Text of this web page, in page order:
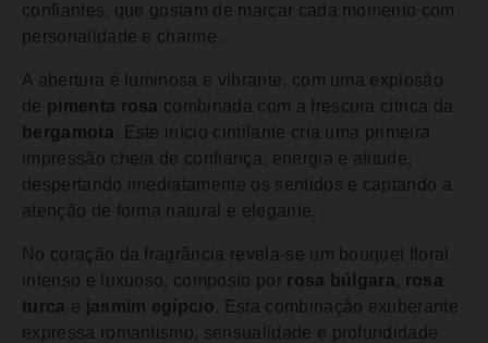
confiantes, que gostam de marcar cada momento com
personalidade e charme.
A abertura é luminosa e vibrante, com uma explosão
de pimenta rosa combinada com a frescura cítrica da
bergamota. Este início cintilante cria uma primeira
impressão cheia de confiança, energia e atitude,
despertando imediatamente os sentidos e captando a
atenção de forma natural e elegante.
No coração da fragrância revela-se um bouquet floral
intenso e luxuoso, composto por rosa búlgara, rosa
turca e jasmim egípcio. Esta combinação exuberante
expressa romantismo, sensualidade e profundidade